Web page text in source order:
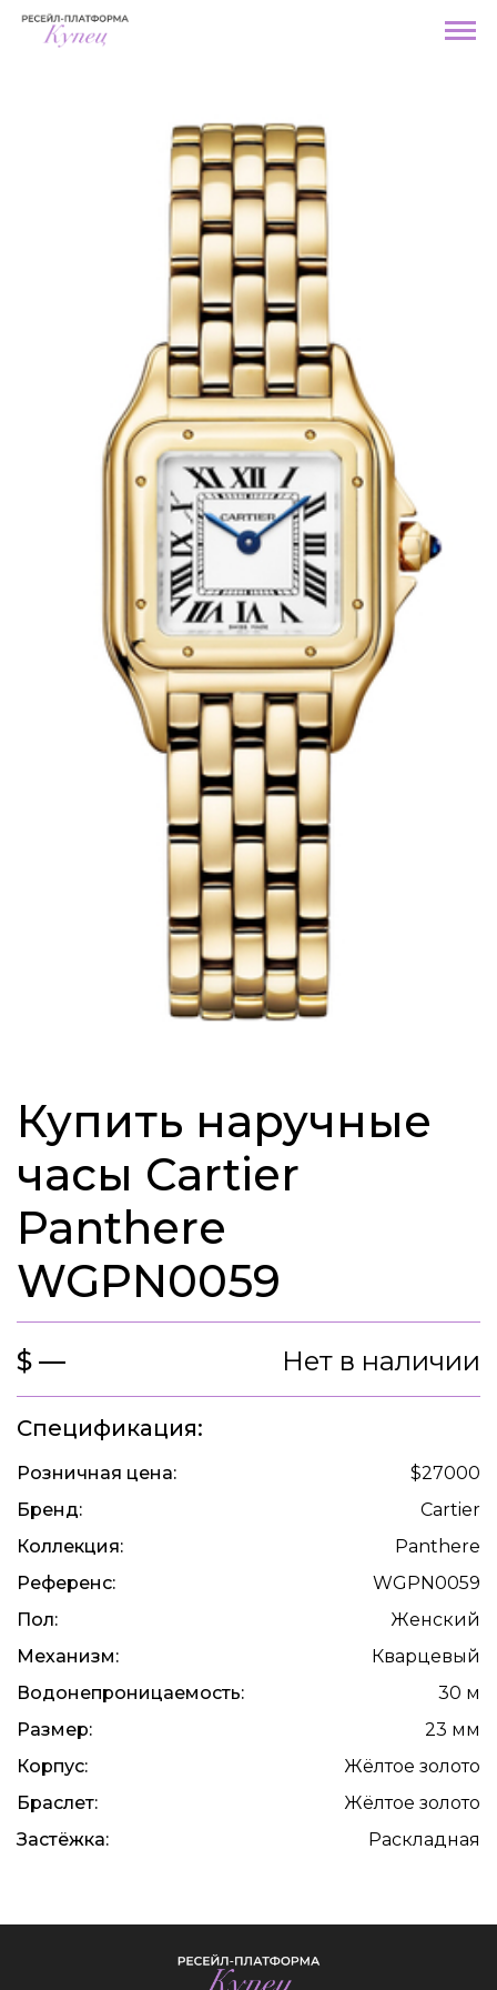
Купить наручные
часы Cartier
Panthere
WGPN0059
$ — Нет в наличии
Спецификация:
Розничная цена:
$27000
Бренд:
Cartier
Коллекция:
Panthere
Референс:
WGPN0059
Пол:
Женский
Механизм:
Кварцевый
Водонепроницаемость:
30 м
Размер:
23 мм
Корпус:
Жёлтое золото
Браслет:
Жёлтое золото
Застёжка:
Раскладная